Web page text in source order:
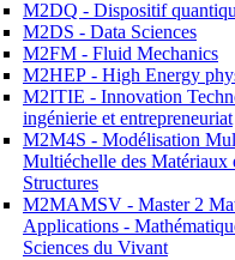
M2DQ - Dispositif
M2DS - Data Sciences
M2FM - Fluid Mechanics
M2HEP - High Energy
M2ITIE - Innovation
ingénierie et entrepreneuriat
M2M4S - Modélisation
Multiéchelle des Matériaux
Structures
M2MAMSV - Master 2
Applications -
Sciences du Vivant